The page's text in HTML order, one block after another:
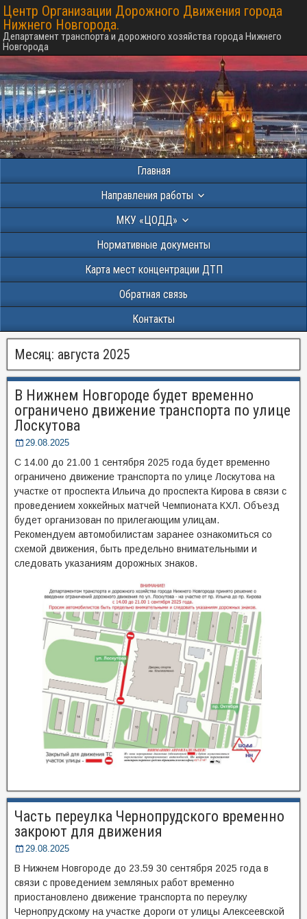
Центр Организации Дорожного Движения города
Нижнего Новгорода.
Департамент транспорта и дорожного хозяйства города Нижнего
Новгорода
Главная
Направления работы
МКУ «ЦОДД»
Нормативные документы
Карта мест концентрации ДТП
Обратная связь
Контакты
Месяц: августа 2025
В Нижнем Новгороде будет временно
ограничено движение транспорта по улице
Лоскутова
29.08.2025
С 14.00 до 21.00 1 сентября 2025 года будет временно
ограничено движение транспорта по улице Лоскутова на
участке от проспекта Ильича до проспекта Кирова в связи с
проведением хоккейных матчей Чемпионата КХЛ. Объезд
будет организован по прилегающим улицам.
Рекомендуем автомобилистам заранее ознакомиться со
схемой движения, быть предельно внимательными и
следовать указаниям дорожных знаков.
Часть переулка Чернопрудского временно
закроют для движения
29.08.2025
В Нижнем Новгороде до 23.59 30 сентября 2025 года в
связи с проведением земляных работ временно
приостановлено движение транспорта по переулку
Чернопрудскому на участке дороги от улицы Алексеевской